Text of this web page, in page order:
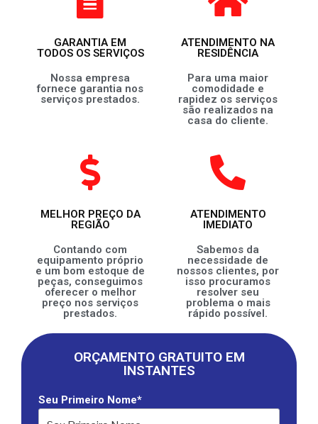
GARANTIA EM
TODOS OS SERVIÇOS
Nossa empresa
fornece garantia nos
serviços prestados.
ATENDIMENTO NA
RESIDÊNCIA
Para uma maior
comodidade e
rapidez os serviços
são realizados na
casa do cliente.
MELHOR PREÇO DA
REGIÃO
Contando com
equipamento próprio
e um bom estoque de
peças, conseguimos
oferecer o melhor
preço nos serviços
prestados.
ATENDIMENTO
IMEDIATO
Sabemos da
necessidade de
nossos clientes, por
isso procuramos
resolver seu
problema o mais
rápido possível.
ORÇAMENTO GRATUITO EM
INSTANTES
Seu Primeiro Nome*